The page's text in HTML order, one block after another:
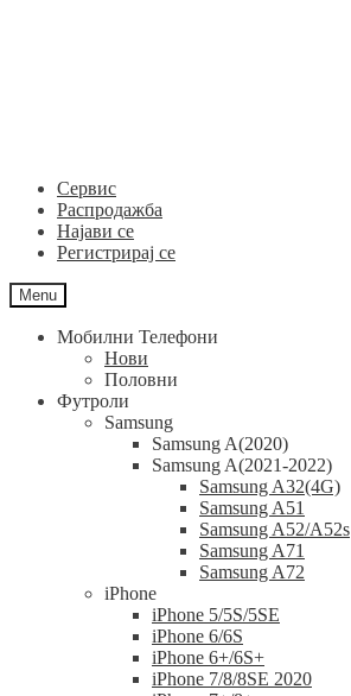
Сервис
Распродажба
Најави се
Регистрирај се
Menu
Мобилни Телефони
Нови
Половни
Футроли
Samsung
Samsung A(2020)
Samsung A(2021-2022)
Samsung A32(4G)
Samsung A51
Samsung A52/A52s
Samsung A71
Samsung A72
iPhone
iPhone 5/5S/5SE
iPhone 6/6S
iPhone 6+/6S+
iPhone 7/8/8SE 2020